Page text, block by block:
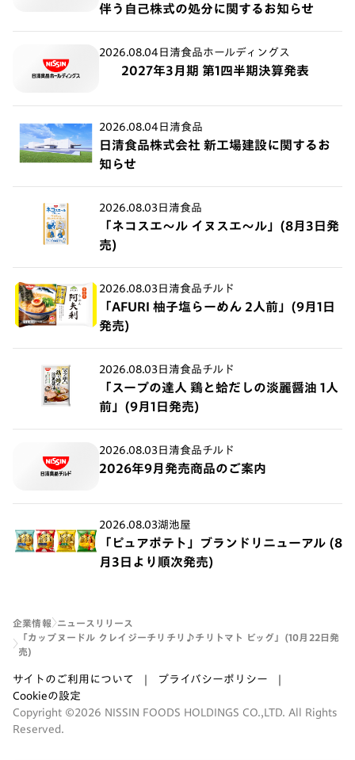
伴う自己株式の処分に関するお知らせ
2026.08.04 日清食品ホールディングス
2027年3月期 第1四半期決算発表
2026.08.04 日清食品
日清食品株式会社 新工場建設に関するお
知らせ
2026.08.03 日清食品
「ネコスエ～ル イヌスエ～ル」(8月3日発
売)
2026.08.03 日清食品チルド
「AFURI 柚子塩らーめん 2人前」(9月1日
発売)
2026.08.03 日清食品チルド
「スープの達人 鶏と蛤だしの淡麗醤油 1人
前」(9月1日発売)
2026.08.03 日清食品チルド
2026年9月発売商品のご案内
2026.08.03湖池屋
「ピュアポテト」ブランドリニューアル (8
月3日より順次発売)
企業情報
ニュースリリース
「カップヌードル クレイジーチリチリ♪チリトマト ビッグ」(10月22日発
売)
サイトのご利用について
プライバシーポリシー
Cookieの設定
Copyright ©2026 NISSIN FOODS HOLDINGS CO.,LTD. All Rights
Reserved.